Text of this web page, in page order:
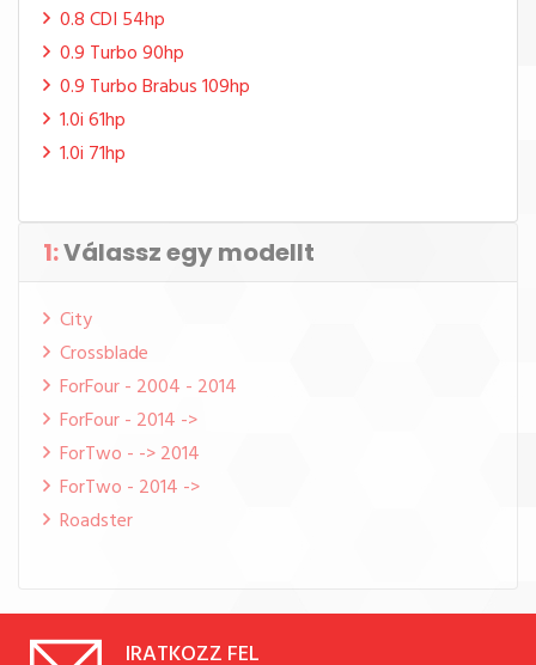
1:Válassz egy modellt
City
Crossblade
ForFour - 2004 - 2014
ForFour - 2014 ->
ForTwo - -> 2014
ForTwo - 2014 ->
Roadster
0.8 CDI 54hp
0.9 Turbo 90hp
0.9 Turbo Brabus 109hp
1.0i 61hp
1.0i 71hp
IRATKOZZ FEL